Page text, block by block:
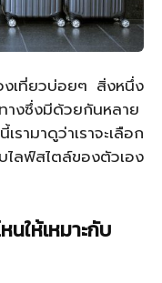
งเที่ยวบ่อยๆ สิ่งหนึ่ง
างซึ่งมีด้วยกันหลาย
ามาดูว่าเราจะเลือก
ลฟ์สไตล์ของตัวเอง
นให้เหมาะกับ